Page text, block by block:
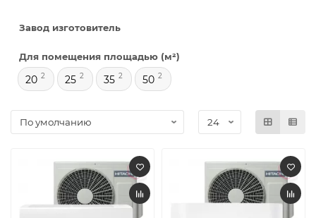
Завод изготовитель
Для помещения площадью (м²)
20 2 25 2 35 2 50 2